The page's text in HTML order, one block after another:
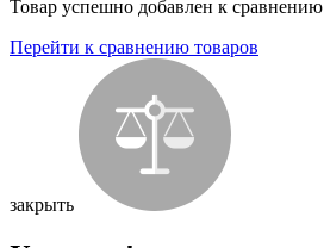
Товар успешно добавлен к сравнению
Перейти к сравнению товаров
закрыть